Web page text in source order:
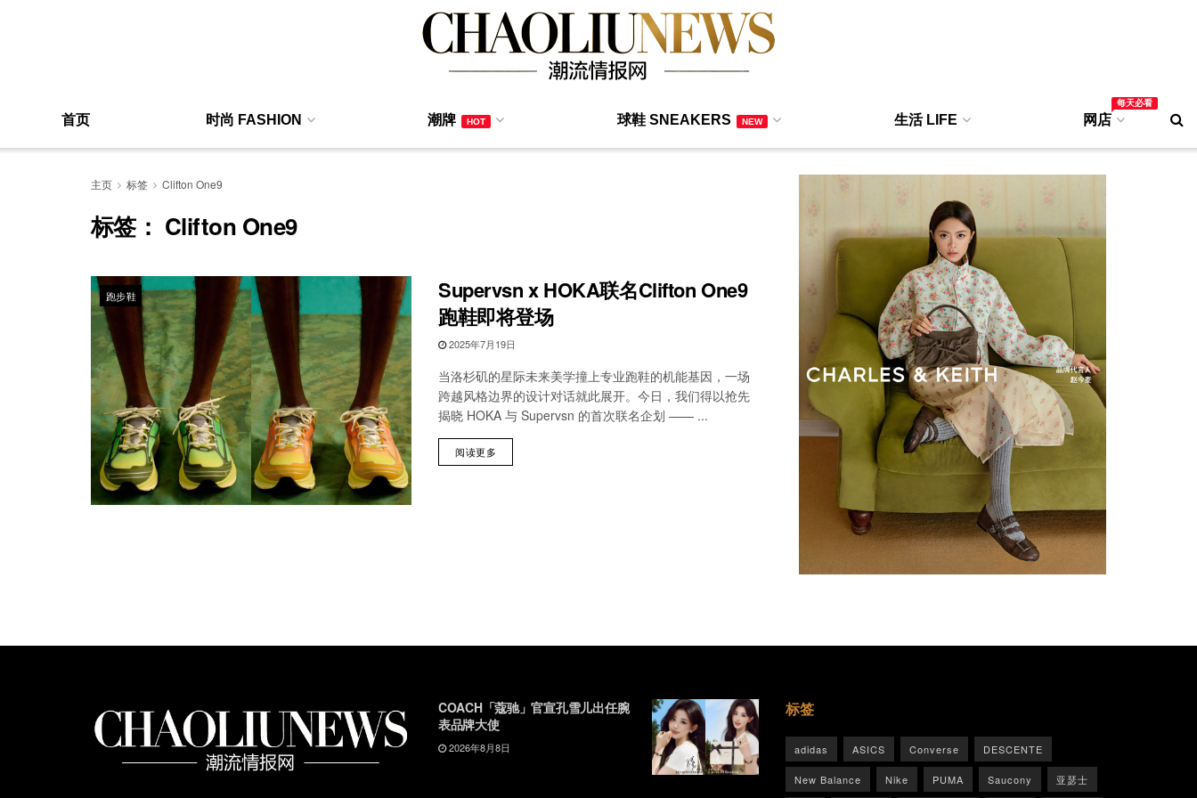
首页 时尚 FASHION 潮牌 HOT 球鞋 SNEAKERS NEW 生活 LIFE 网店
每天必看
主页 标签 Clifton One9
标签： Clifton One9
跑步鞋
Supervsn x HOKA联名Clifton One9
跑鞋即将登场
2025年7月19日
当洛杉矶的星际未来美学撞上专业跑鞋的机能基因，一场
跨越风格边界的设计对话就此展开。今日，我们得以抢先
揭晓 HOKA 与 Supervsn 的首次联名企划 —— ...
阅读更多
COACH「蔻驰」官宣孔雪儿出任腕
表品牌大使
2026年8月8日
标签
adidas ASICS Converse DESCENTE
New Balance Nike PUMA Saucony 亚瑟士